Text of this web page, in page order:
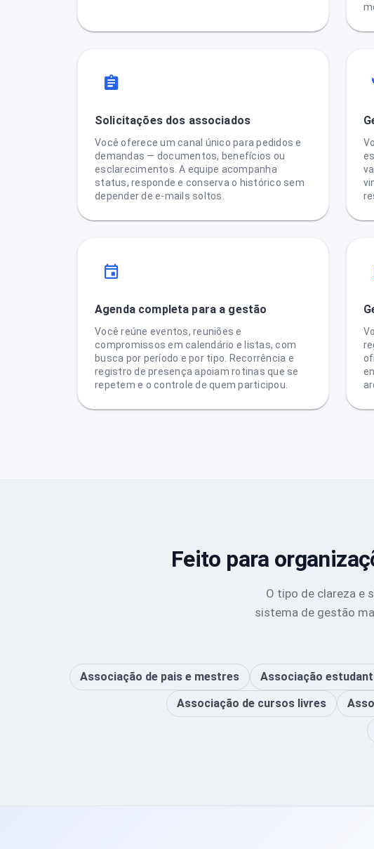
Solicitações dos associados
Você oferece um canal único para pedidos e
demandas — documentos, benefícios ou
esclarecimentos. A equipe acompanha
status, responde e conserva o histórico sem
depender de e-mails soltos.
Agenda completa para a gestão
Você reúne eventos, reuniões e
compromissos em calendário e listas, com
busca por período e por tipo. Recorrência e
registro de presença apoiam rotinas que se
repetem e o controle de quem participou.
Feito para
O tipo de clareza e
sistema de gestão
Associação de pais e mestres Associação
Associação de cursos livres